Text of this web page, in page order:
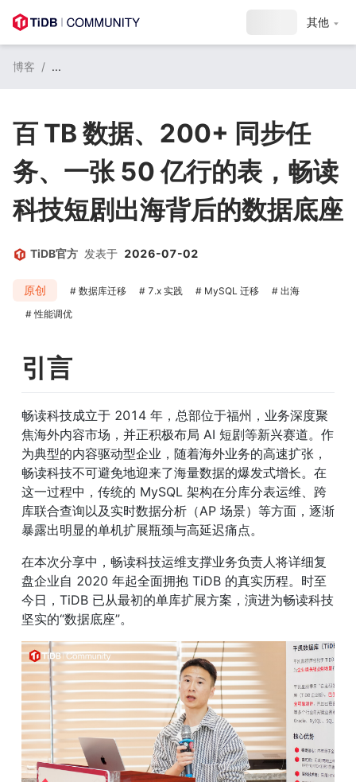
其他
博客 / ...
百 TB 数据、200+ 同步任
务、一张 50 亿行的表，畅读
科技短剧出海背后的数据底座
TiDB官方 发表于 2026-07-02
原创 数据库迁移 7.x 实践 MySQL 迁移
出海
性能调优
引言
畅读科技成立于 2014 年，总部位于福州，业务深度聚
焦海外内容市场，并正积极布局 AI 短剧等新兴赛道。作
为典型的内容驱动型企业，随着海外业务的高速扩张，
畅读科技不可避免地迎来了海量数据的爆发式增长。在
这一过程中，传统的 MySQL 架构在分库分表运维、跨
库联合查询以及实时数据分析（AP 场景）等方面，逐渐
暴露出明显的单机扩展瓶颈与高延迟痛点。
在本次分享中，畅读科技运维支撑业务负责人将详细复
盘企业自 2020 年起全面拥抱 TiDB 的真实历程。时至
今日，TiDB 已从最初的单库扩展方案，演进为畅读科技
坚实的“数据底座”。